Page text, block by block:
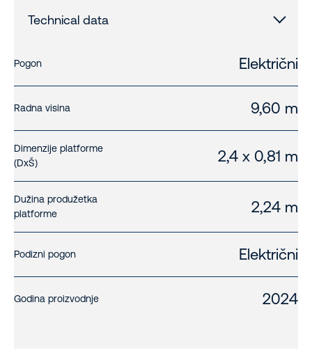
Technical data
Pogon Električni
Radna visina 9,60 m
Dimenzije platforme
(DxŠ)
2,4 x 0,81 m
Dužina produžetka
platforme
2,24 m
Podizni pogon Električni
Godina proizvodnje 2024